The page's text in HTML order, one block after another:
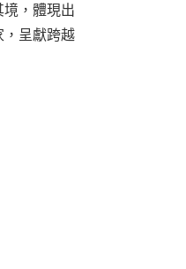
，體現出
，呈獻跨越